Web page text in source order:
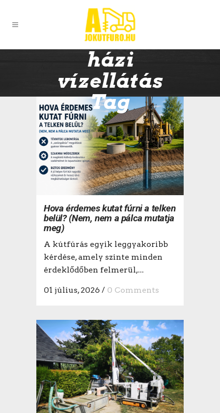
házi
vízellátás
Tag
Hova érdemes kutat fúrni a telken
belül? (Nem, nem a pálca mutatja
meg)
A kútfúrás egyik leggyakoribb
kérdése, amely szinte minden
érdeklődőben felmerül,...
01 július, 2026 / 0 Comments